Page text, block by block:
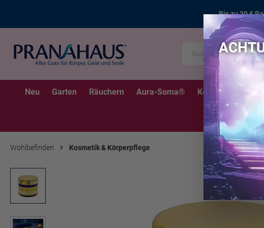
Bis zu 20 €
Neu Garten Räuchern Aura-Soma® Kerzen
Wohlbefinden Kosmetik & Körperpflege